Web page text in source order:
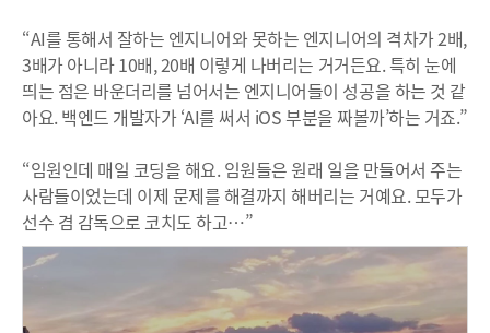
“AI를 통해서 잘하는 엔지니어와 못하는 엔지니어의 격차가 2배,
3배가 아니라 10배, 20배 이렇게 나버리는 거거든요. 특히 눈에
띄는 점은 바운더리를 넘어서는 엔지니어들이 성공을 하는 것 같
아요. 백엔드 개발자가 ‘AI를 써서 iOS 부분을 짜볼까’하는 거죠.”
“임원인데 매일 코딩을 해요. 임원들은 원래 일을 만들어서 주는
사람들이었는데 이제 문제를 해결까지 해버리는 거예요. 모두가
선수 겸 감독으로 코치도 하고…”